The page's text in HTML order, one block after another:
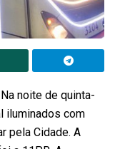
noite de quinta-
iluminados com
pela Cidade. A